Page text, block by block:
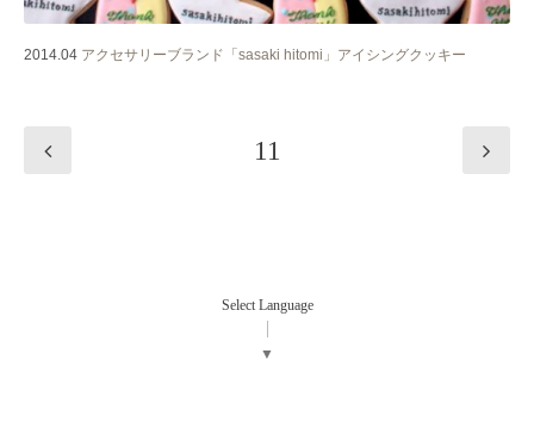
2014.04 アクセサリーブランド「sasaki hitomi」アイシングクッキー
11
Select Language
▼